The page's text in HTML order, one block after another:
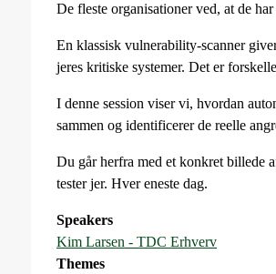
De fleste organisationer ved, at de
En klassisk vulnerability‑scanner
jeres kritiske systemer. Det er
I denne session viser vi, hvordan
sammen og identificerer de reelle
Du går herfra med et konkret billede
tester jer. Hver eneste dag.
Speakers
Kim Larsen - TDC Erhverv
Themes